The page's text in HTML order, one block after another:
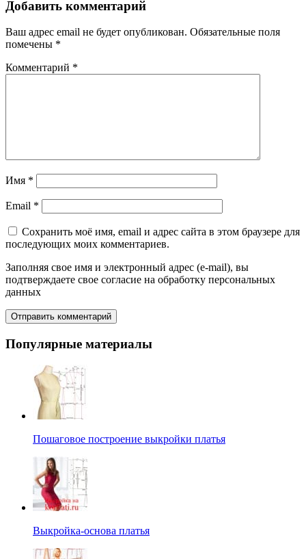
Добавить комментарий
Ваш адрес email не будет опубликован. Обязательные поля
помечены *
Комментарий *
Имя *
Email *
Сохранить моё имя, email и адрес сайта в этом браузере для
последующих моих комментариев.
Заполняя свое имя и электронный адрес (e-mail), вы
подтверждаете свое согласие на обработку персональных
данных
Популярные материалы
Пошаговое построение выкройки платья
Выкройка-основа платья